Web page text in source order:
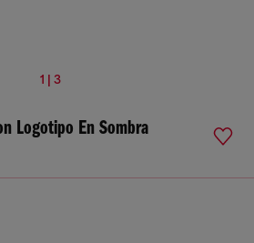
1 | 3
Logotipo En Sombra